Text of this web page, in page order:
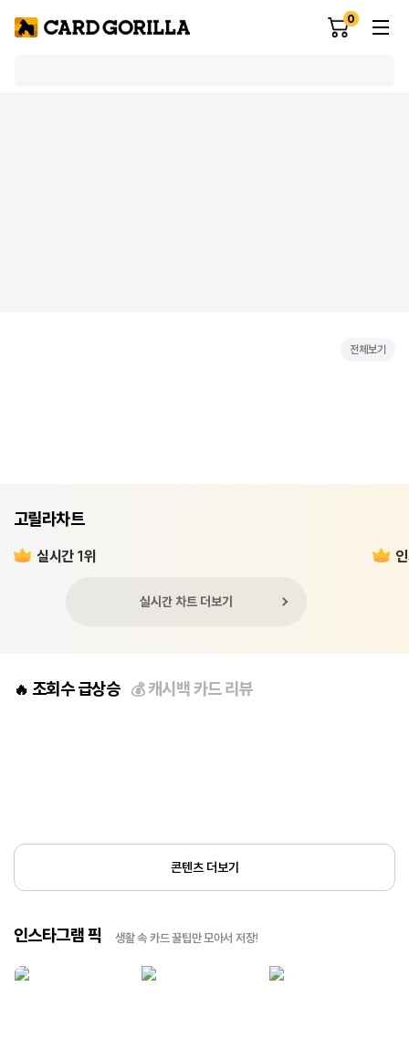
0
전체보기
고릴라차트
실시간 1위
실시간 차트 더보기
🔥 조회수 급상승 💰캐시백 카드 리뷰
콘텐츠 더보기
인스타그램 픽 생활 속 카드 꿀팁만 모아서 저장!